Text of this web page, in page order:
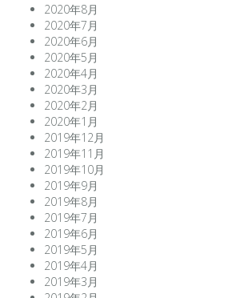
2020年8月
2020年7月
2020年6月
2020年5月
2020年4月
2020年3月
2020年2月
2020年1月
2019年12月
2019年11月
2019年10月
2019年9月
2019年8月
2019年7月
2019年6月
2019年5月
2019年4月
2019年3月